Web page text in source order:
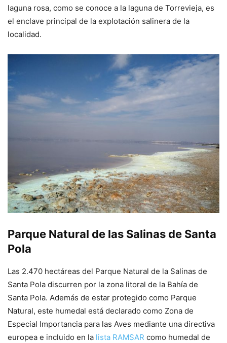
laguna rosa, como se conoce a la laguna de Torrevieja, es
el enclave principal de la explotación salinera de la
localidad.
Parque Natural de las Salinas de Santa
Pola
Las 2.470 hectáreas del Parque Natural de la Salinas de
Santa Pola discurren por la zona litoral de la Bahía de
Santa Pola. Además de estar protegido como Parque
Natural, este humedal está declarado como Zona de
Especial Importancia para las Aves mediante una directiva
europea e incluido en la lista RAMSAR como humedal de